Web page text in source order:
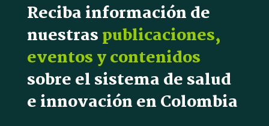
Reciba información de
nuestraspublicaciones,
eventos y contenidos
sobre el sistema de salud
e innovación en Colombia